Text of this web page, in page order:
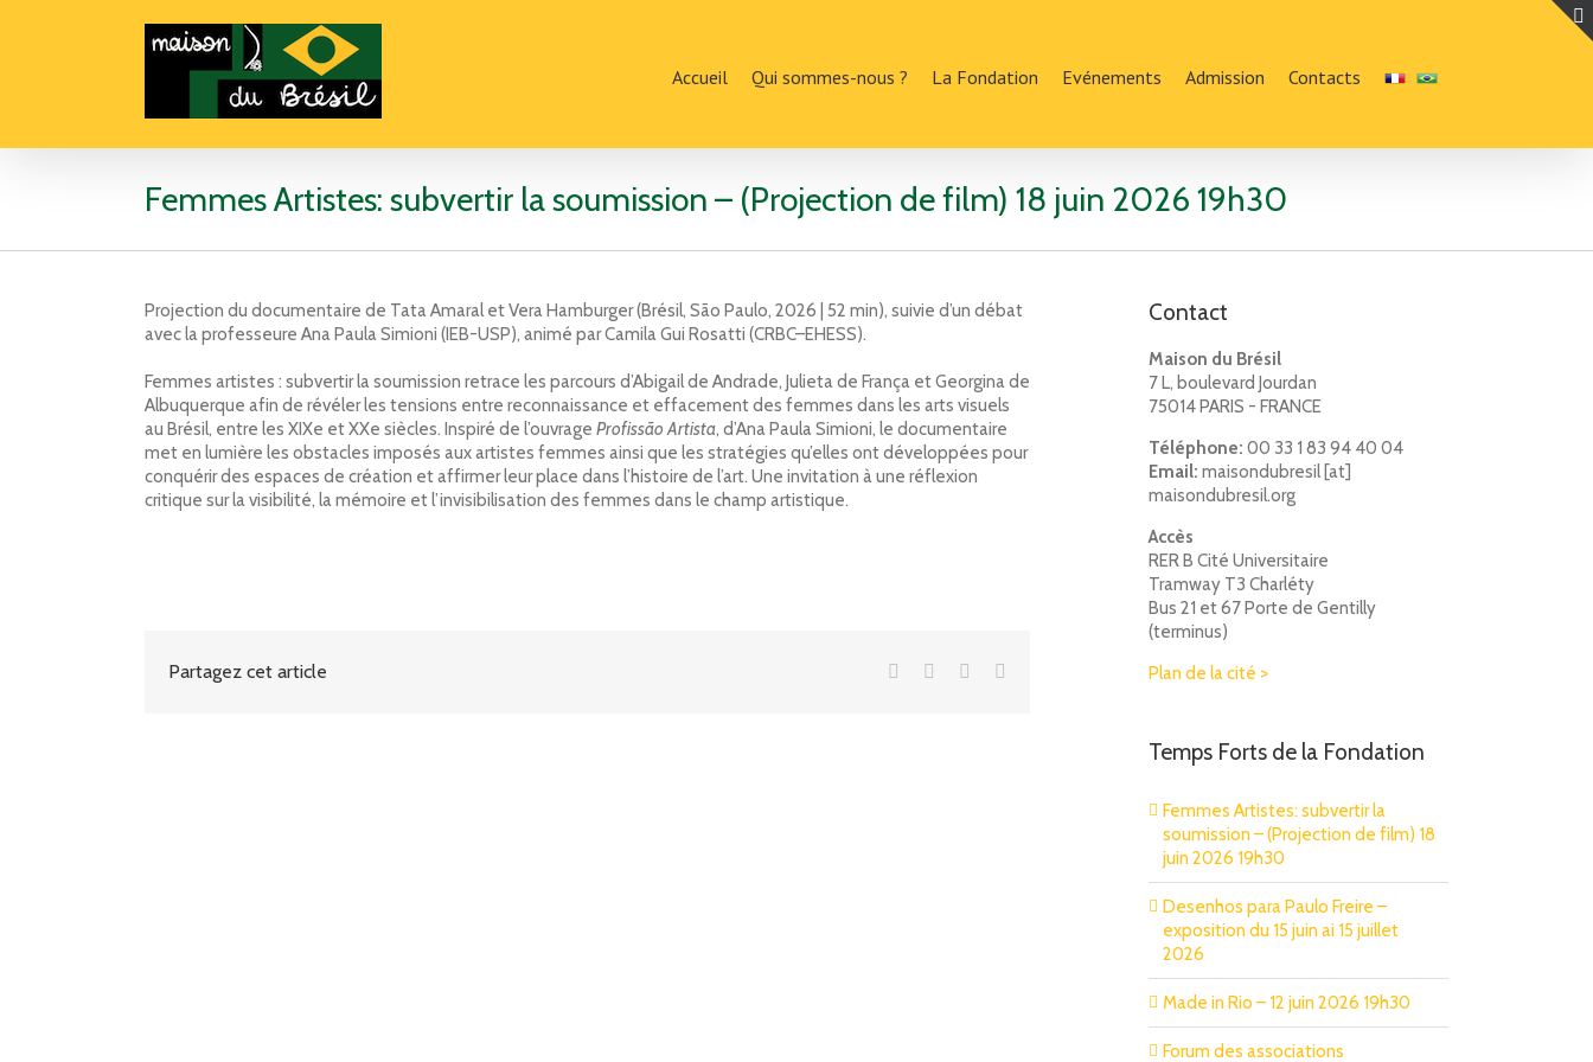
Accueil Qui sommes-nous ? La Fondation Evénements Admission Contacts
Femmes Artistes: subvertir la soumission – (Projection de film) 18 juin 2026 19h30
Projection du documentaire de Tata Amaral et Vera Hamburger (Brésil, São Paulo, 2026 | 52 min), suivie d’un débat
avec la professeure Ana Paula Simioni (IEB-USP), animé par Camila Gui Rosatti (CRBC–EHESS).
Femmes artistes : subvertir la soumission retrace les parcours d’Abigail de Andrade, Julieta de França et Georgina de
Albuquerque afin de révéler les tensions entre reconnaissance et effacement des femmes dans les arts visuels
au Brésil, entre les XIXe et XXe siècles. Inspiré de l’ouvrage Profissão Artista, d’Ana Paula Simioni, le documentaire
met en lumière les obstacles imposés aux artistes femmes ainsi que les stratégies qu’elles ont développées pour
conquérir des espaces de création et affirmer leur place dans l’histoire de l’art. Une invitation à une réflexion
critique sur la visibilité, la mémoire et l’invisibilisation des femmes dans le champ artistique.
Partagez cet article
Contact
Maison du Brésil
7 L, boulevard Jourdan
75014 PARIS - FRANCE
Téléphone: 00 33 1 83 94 40 04
Email: maisondubresil [at]
maisondubresil.org
Accès
RER B Cité Universitaire
Tramway T3 Charléty
Bus 21 et 67 Porte de Gentilly
(terminus)
Plan de la cité >
Temps Forts de la Fondation
Femmes Artistes: subvertir la
soumission – (Projection de film) 18
juin 2026 19h30
Desenhos para Paulo Freire –
exposition du 15 juin ai 15 juillet
2026
Made in Rio – 12 juin 2026 19h30
Forum des associations